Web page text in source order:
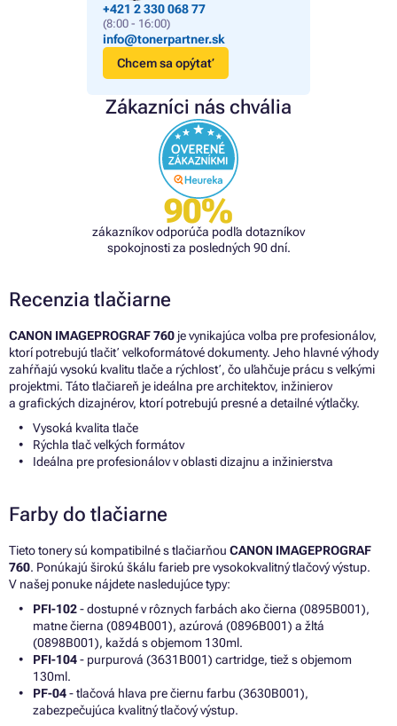
+421 2 330 068 77
(8:00 - 16:00)
info@tonerpartner.sk
Chcem sa opýtať
Zákazníci nás chvália
90%
zákazníkov odporúča podľa dotazníkov
spokojnosti za posledných 90 dní.
Recenzia tlačiarne
CANON IMAGEPROGRAF 760 je vynikajúca voľba pre profesionálov,
ktorí potrebujú tlačiť veľkoformátové dokumenty. Jeho hlavné výhody
zahŕňajú vysokú kvalitu tlače a rýchlosť, čo uľahčuje prácu s veľkými
projektmi. Táto tlačiareň je ideálna pre architektov, inžinierov
a grafických dizajnérov, ktorí potrebujú presné a detailné výtlačky.
Vysoká kvalita tlače
Rýchla tlač veľkých formátov
Ideálna pre profesionálov v oblasti dizajnu a inžinierstva
Farby do tlačiarne
Tieto tonery sú kompatibilné s tlačiarňou CANON IMAGEPROGRAF
760. Ponúkajú širokú škálu farieb pre vysokokvalitný tlačový výstup.
V našej ponuke nájdete nasledujúce typy:
PFI-102- dostupné v rôznych farbách ako čierna (0895B001),
matne čierna (0894B001), azúrová (0896B001) a žltá
(0898B001), každá s objemom 130ml.
PFI-104- purpurová (3631B001) cartridge, tiež s objemom
130ml.
PF-04- tlačová hlava pre čiernu farbu (3630B001),
zabezpečujúca kvalitný tlačový výstup.